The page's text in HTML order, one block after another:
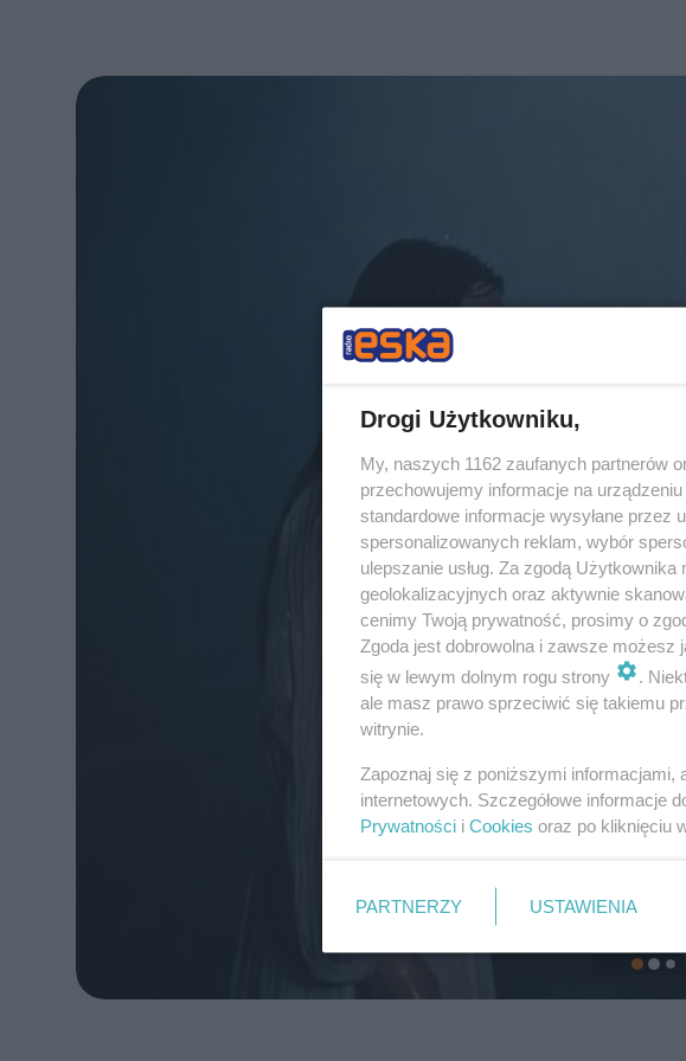
Drogi Użytkowniku,
My, naszych 1162 zaufanych partnerów
przechowujemy informacje na
standardowe informacje wysyłane przez
spersonalizowanych reklam, wybór
ulepszanie usług. Za zgodą
geolokalizacyjnych oraz aktywnie
cenimy Twoją prywatność, prosimy o
Zgoda jest dobrowolna i zawsze
się w lewym dolnym rogu strony
.
ale masz prawo sprzeciwić się takiemu
witrynie.
Zapoznaj się z poniższymi
internetowych. Szczegółowe informacje
Prywatności i Cookies oraz po kliknięciu
PARTNERZY USTAWIENIA